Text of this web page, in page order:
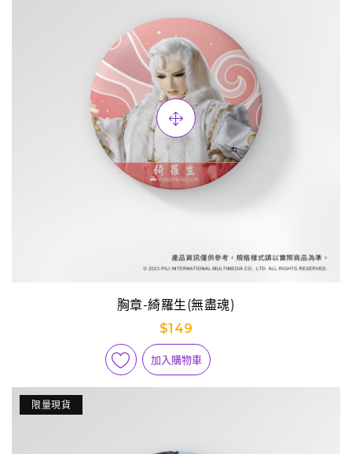
胸章-綺羅生(無盡魂)
$149
加入購物車
限量現貨